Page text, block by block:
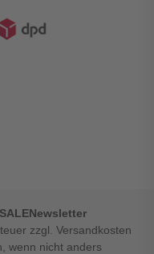
SALENewsletter
zzgl. Versandkosten
wenn nicht anders